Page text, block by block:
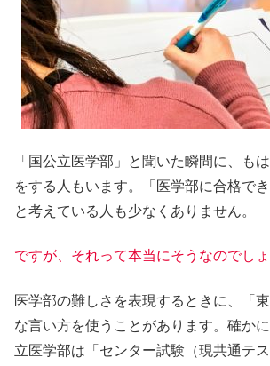
「国公立医学部」と聞いた瞬間に、も
をする人もいます。「医学部に合格で
と考えている人も少なくありません。
ですが、それって本当にそうなのでし
医学部の難しさを表現するときに、「
な言い方を使うことがあります。確か
立医学部は「センター試験（現共通テ